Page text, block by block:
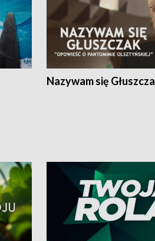
Nazywam się